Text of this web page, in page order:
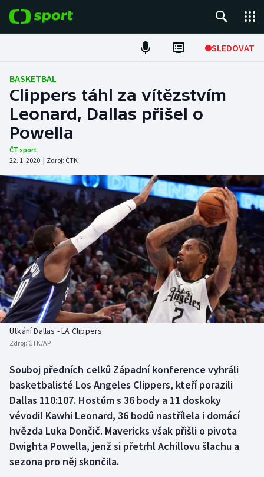
SLEDOVAT
Fotbal
Hokej
Tenis
Atletika
Cyklistika
DALŠÍ SPORTY
Americký fotbal
Baseball a softbal
Basketbal
Biatlon
Box
Curling
Dostihy
Florbal
NEPŘEHLÉDNĚTE
Soutěže
Historické návraty
Aplikace ČT sport
BASKETBAL
Clippers táhl za vítězstvím
Leonard, Dallas přišel o
Powella
ČT sport
22. 1. 2020 | Zdroj: ČTK
Utkání Dallas - LA Clippers
Zdroj: ČTK/AP
Souboj předních celků Západní konference vyhráli
basketbalisté Los Angeles Clippers, kteří porazili
Dallas 110:107. Hostům s 36 body a 11 doskoky
vévodil Kawhi Leonard, 36 bodů nastřílela i domácí
hvězda Luka Dončič. Mavericks však přišli o pivota
Dwighta Powella, jenž si přetrhl Achillovu šlachu a
sezona pro něj skončila.